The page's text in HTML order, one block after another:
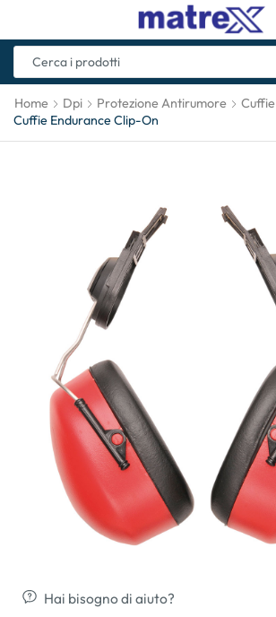
Home Dpi Protezione Antirumore
Cuffie
Cuffie Endurance Clip-On
Hai bisogno di aiuto?